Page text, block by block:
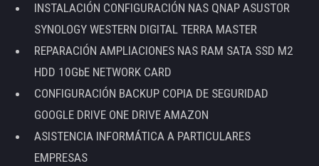
INSTALACIÓN CONFIGURACIÓN NAS QNAP ASUSTOR
SYNOLOGY WESTERN DIGITAL TERRA MASTER
REPARACIÓN AMPLIACIONES NAS RAM SATA SSD M2
HDD 10GbE NETWORK CARD
CONFIGURACIÓN BACKUP COPIA DE SEGURIDAD
GOOGLE DRIVE ONE DRIVE AMAZON
ASISTENCIA INFORMÁTICA A PARTICULARES
EMPRESAS